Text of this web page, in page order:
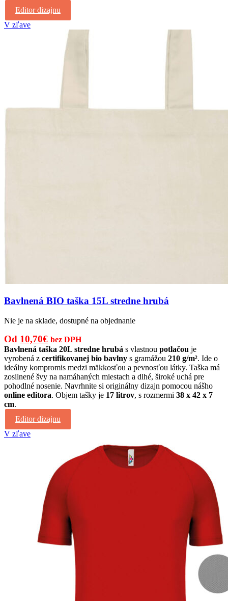
Editor dizajnu
V zľave
Bavlnená BIO taška 15L stredne hrubá
Nie je na sklade, dostupné na objednanie
Od Pôvodná
cena
bola:
15,00€.
10,70€Aktuálna
cena
je:
10,70€.
bez DPH
Bavlnená taška 20L stredne hrubá s vlastnou potlačou je
vyrobená z certifikovanej bio bavlny s gramážou 210 g/m². Ide o
ideálny kompromis medzi mäkkosťou a pevnosťou látky. Taška má
zosilnené švy na namáhaných miestach a dlhé, široké uchá pre
pohodlné nosenie. Navrhnite si originálny dizajn pomocou nášho
online editora. Objem tašky je 17 litrov, s rozmermi 38 x 42 x 7
cm.
Editor dizajnu
V zľave